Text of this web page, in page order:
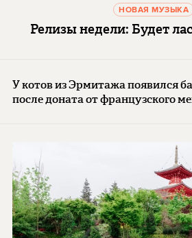
НОВАЯ МУЗЫКА
Релизы недели: Будет
У котов из Эрмитажа появился
после доната от французского